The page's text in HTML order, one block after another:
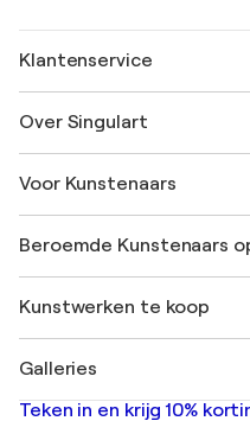
Klantenservice
Verzenden
SINGULART Cadeaubon
Neem deel aan ons
Mijn Account
+31 20 241 4758
Over Singulart
Veelgestelde Vragen
Singulart Magazine
Werken bij SINGULART
Ontdek gecureerde
Voor Kunstenaars
Inloggen als Artiest
Beroemde Kunstenaars
Marc Chagall
Banksy
Mr. Brainwash
Shepard Fairey
Kunstwerken te koop
Abstracte schilderijen te
Landschapsschilderijen
Galleries
Kunstgaleries in Nederland
Teken in en krijg 10%